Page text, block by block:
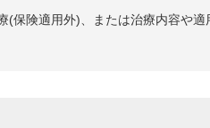
(保険適用外)、または治療内容や